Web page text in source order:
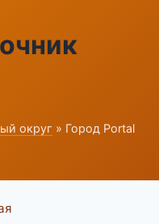
округ » Город Portal